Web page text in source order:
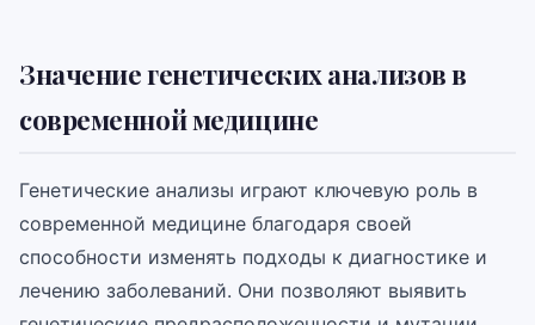
Значение генетических анализов в
современной медицине
Генетические анализы играют ключевую роль в
современной медицине благодаря своей
способности изменять подходы к диагностике и
лечению заболеваний. Они позволяют выявить